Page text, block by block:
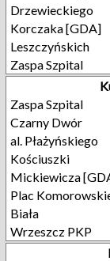
Drzewieckiego
Korczaka [GDA]
Leszczyńskich
Zaspa Szpital
Zaspa Szpital
Czarny Dwór
al. Płażyńskiego
Kościuszki
Mickiewicza
Plac
Biała
Wrzeszcz PKP